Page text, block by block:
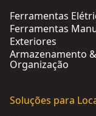
Ferramentas
Ferramentas
Exteriores
Armazenamento &
Organização
Soluções para